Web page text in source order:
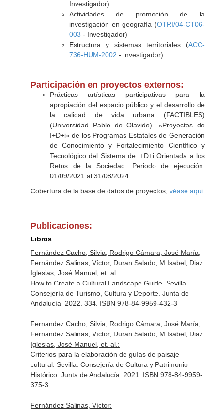
Investigador)
Actividades de promoción de la
investigación en geografía (OTRI/04-CT06-
003 - Investigador)
Estructura y sistemas territoriales (ACC-
736-HUM-2002 - Investigador)
Participación en proyectos externos:
Prácticas artísticas participativas para la
apropiación del espacio público y el desarrollo de
la calidad de vida urbana (FACTIBLES)
(Universidad Pablo de Olavide). «Proyectos de
I+D+i» de los Programas Estatales de Generación
de Conocimiento y Fortalecimiento Científico y
Tecnológico del Sistema de I+D+i Orientada a los
Retos de la Sociedad. Periodo de ejecución:
01/09/2021 al 31/08/2024
Cobertura de la base de datos de proyectos, véase aqui
Publicaciones:
Libros
Fernández Cacho, Silvia, Rodrigo Cámara, José María,
Fernández Salinas, Víctor, Duran Salado, M Isabel, Diaz
Iglesias, José Manuel, et. al.:
How to Create a Cultural Landscape Guide. Sevilla.
Consejería de Turismo, Cultura y Deporte. Junta de
Andalucía. 2022. 334. ISBN 978-84-9959-432-3
Fernandez Cacho, Silvia, Rodrigo Cámara, José María,
Fernández Salinas, Víctor, Duran Salado, M Isabel, Diaz
Iglesias, José Manuel, et. al.:
Criterios para la elaboración de guías de paisaje
cultural. Sevilla. Consejería de Cultura y Patrimonio
Histórico. Junta de Andalucía. 2021. ISBN 978-84-9959-
375-3
Fernández Salinas, Víctor: